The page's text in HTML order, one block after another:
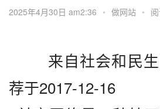
2025年4月30日 am2:36 • 做网站 •
来自社会和民
荐于2017-12-16